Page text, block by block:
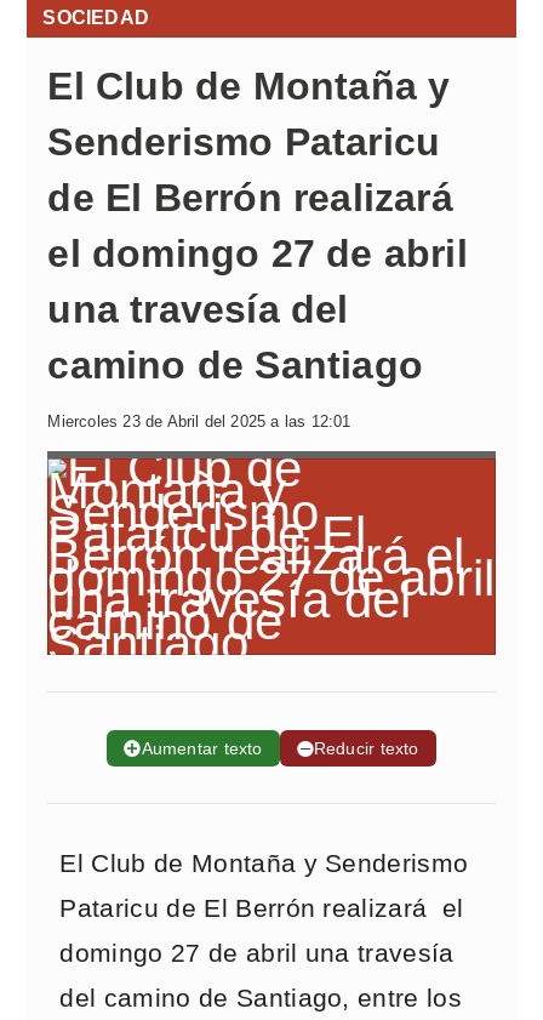
SOCIEDAD
El Club de Montaña y
Senderismo Pataricu
de El Berrón realizará
el domingo 27 de abril
una travesía del
camino de Santiago
Miercoles 23 de Abril del 2025 a las 12:01
➕Aumentar texto ➖Reducir texto
El Club de Montaña y Senderismo
Pataricu de El Berrón realizará el
domingo 27 de abril una travesía
del camino de Santiago, entre los